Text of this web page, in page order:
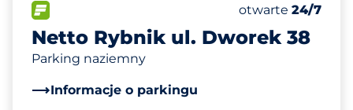
Netto Rybnik ul. Dworek 38
Parking naziemny
Informacje o parkingu
Liczba miejsc
Całkowita
Sobota
otwarte 24/7